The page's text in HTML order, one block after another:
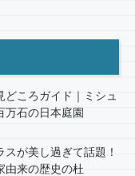
どころガイド｜ミシュ
万石の日本庭園
が美し過ぎて話題！
由来の歴史の杜